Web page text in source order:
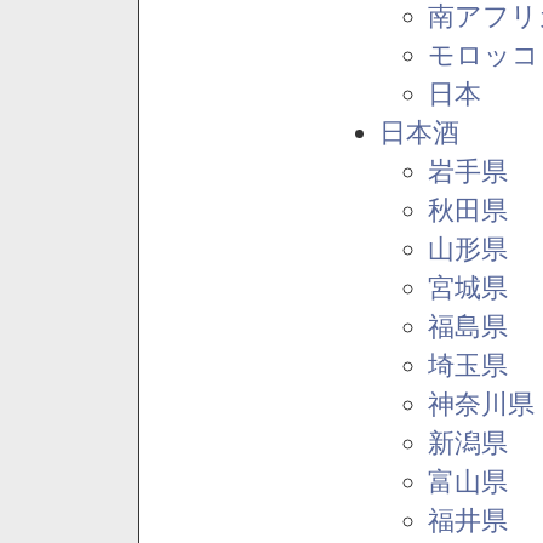
南アフ
モロッコ
日本
日本酒
岩手県
秋田県
山形県
宮城県
福島県
埼玉県
神奈川県
新潟県
富山県
福井県